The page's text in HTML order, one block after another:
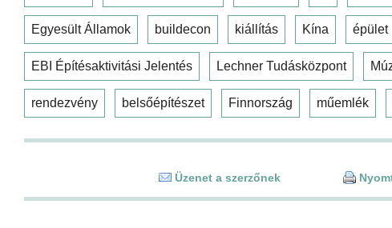
Egyesült Államok buildecon kiállítás Kína épület
EBI Építésaktivitási Jelentés Lechner Tudásközpont
rendezvény belsőépítészet Finnország műemlék
Üzenet a szerzőnek